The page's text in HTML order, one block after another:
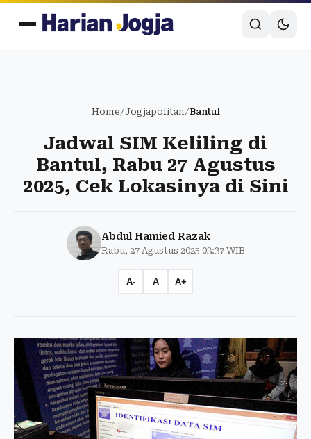
Home/Jogjapolitan/Bantul
Jadwal SIM Keliling di
Bantul, Rabu 27 Agustus
2025, Cek Lokasinya di Sini
Abdul Hamied Razak
Rabu, 27 Agustus 2025 03:37 WIB
A- A A+